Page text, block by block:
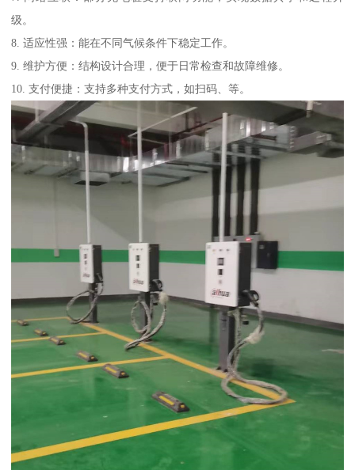
级。
8. 适应性强：能在不同气候条件下稳定工作。
9. 维护方便：结构设计合理，便于日常检查和故障维修。
10. 支付便捷：支持多种支付方式，如扫码、等。